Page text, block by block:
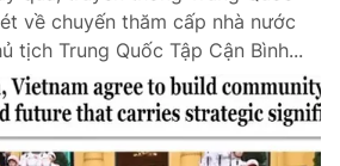
về chuyến thăm cấp nhà nước
tịch Trung Quốc Tập Cận Bình...